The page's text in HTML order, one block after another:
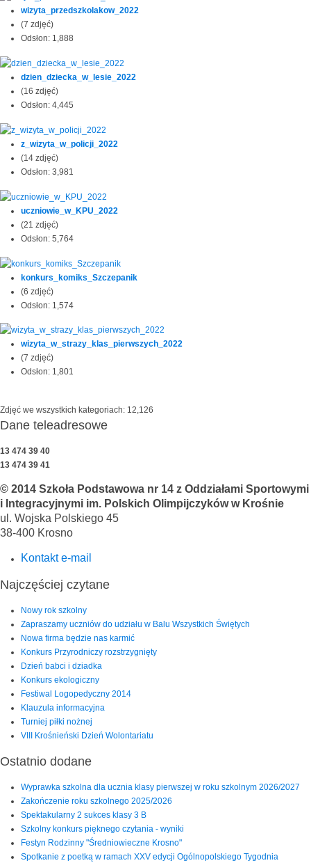
wizyta_przedszkolakow_2022
(7 zdjęć)
Odsłon: 1,888
dzien_dziecka_w_lesie_2022
(16 zdjęć)
Odsłon: 4,445
z_wizyta_w_policji_2022
(14 zdjęć)
Odsłon: 3,981
uczniowie_w_KPU_2022
(21 zdjęć)
Odsłon: 5,764
konkurs_komiks_Szczepanik
(6 zdjęć)
Odsłon: 1,574
wizyta_w_strazy_klas_pierwszych_2022
(7 zdjęć)
Odsłon: 1,801
Zdjęć we wszystkich kategoriach: 12,126
Dane teleadresowe
13 474 39 40
13 474 39 41
© 2014 Szkoła Podstawowa nr 14 z Oddziałami Sportowymi
i Integracyjnymi im. Polskich Olimpijczyków w Krośnie
ul. Wojska Polskiego 45
38-400 Krosno
Kontakt e-mail
Najczęściej czytane
Nowy rok szkolny
Zapraszamy uczniów do udziału w Balu Wszystkich Świętych
Nowa firma będzie nas karmić
Konkurs Przyrodniczy rozstrzygnięty
Dzień babci i dziadka
Konkurs ekologiczny
Festiwal Logopedyczny 2014
Klauzula informacyjna
Turniej piłki nożnej
VIII Krośnieński Dzień Wolontariatu
Ostatnio dodane
Wyprawka szkolna dla ucznia klasy pierwszej w roku szkolnym 2026/2027
Zakończenie roku szkolnego 2025/2026
Spektakularny 2 sukces klasy 3 B
Szkolny konkurs pięknego czytania - wyniki
Festyn Rodzinny "Średniowieczne Krosno"
Spotkanie z poetką w ramach XXV edycji Ogólnopolskiego Tygodnia